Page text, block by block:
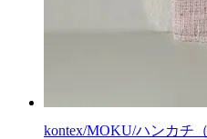
kontex/MOKU/ハンカチ